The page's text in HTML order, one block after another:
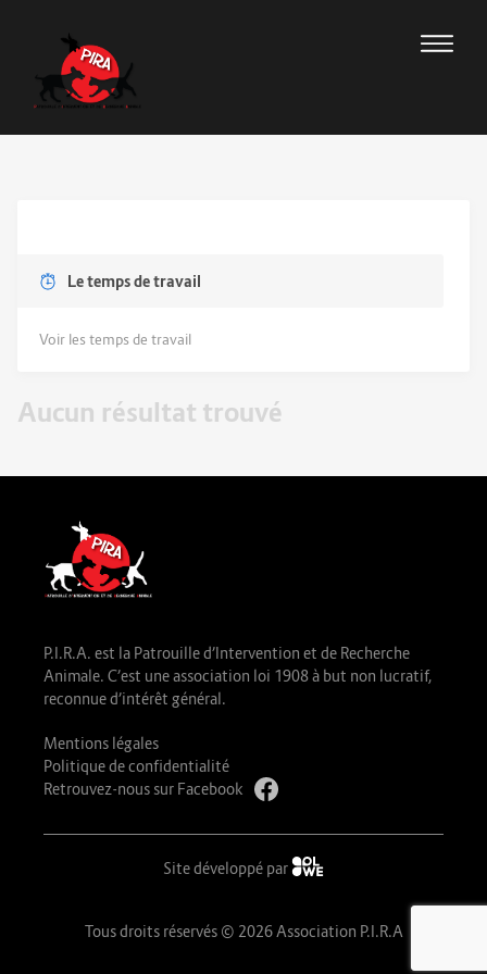
Le temps de travail
Voir les temps de travail
Aucun résultat trouvé
P.I.R.A. est la Patrouille d’Intervention et de Recherche
Animale. C’est une association loi 1908 à but non lucratif,
reconnue d’intérêt général.
Mentions légales
Politique de confidentialité
Retrouvez-nous sur Facebook
Site développé par
Tous droits réservés © 2026 Association P.I.R.A